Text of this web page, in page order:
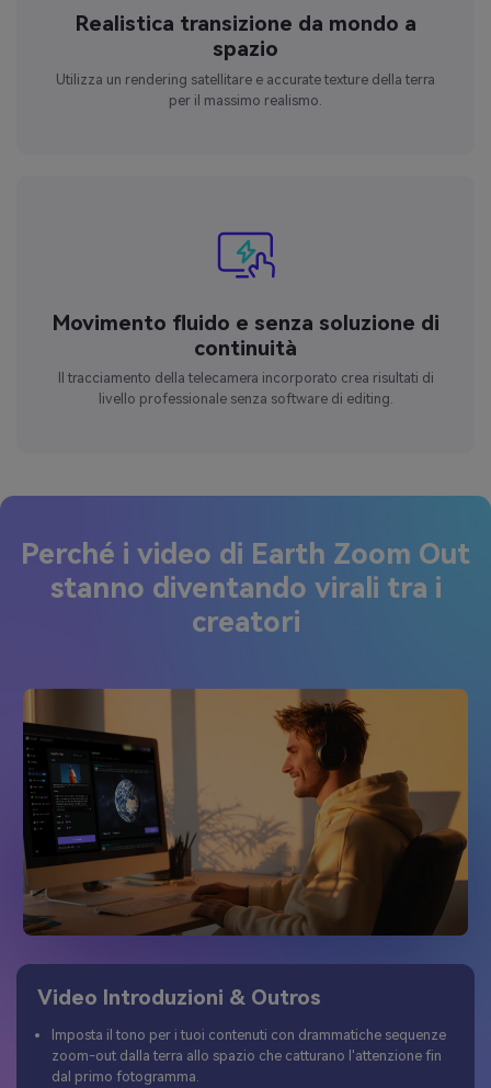
Realistica transizione da mondo a
spazio
Utilizza un rendering satellitare e accurate texture della terra
per il massimo realismo.
Movimento fluido e senza soluzione di
continuità
Il tracciamento della telecamera incorporato crea risultati di
livello professionale senza software di editing.
Perché i video di Earth Zoom Out
stanno diventando virali tra i
creatori
Video Introduzioni & Outros
Imposta il tono per i tuoi contenuti con drammatiche sequenze
zoom-out dalla terra allo spazio che catturano l'attenzione fin
dal primo fotogramma.